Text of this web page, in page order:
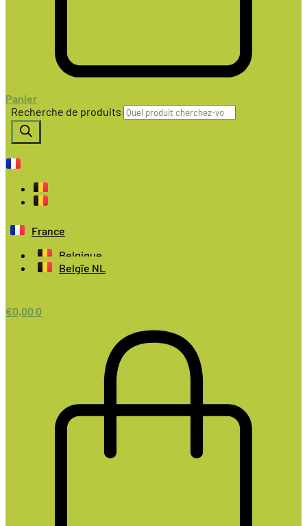
Panier
Recherche de produits
France
Belgique
Belgïe NL
€0,00 0